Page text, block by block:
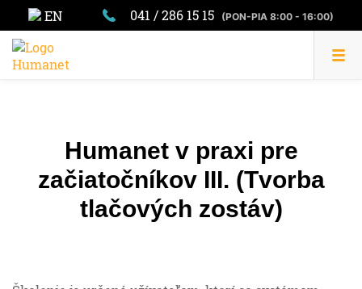
EN 041 / 286 15 15 (PON-PIA 8:00 - 16:00)
Humanet v praxi pre
začiatočníkov III. (Tvorba
tlačových zostáv)